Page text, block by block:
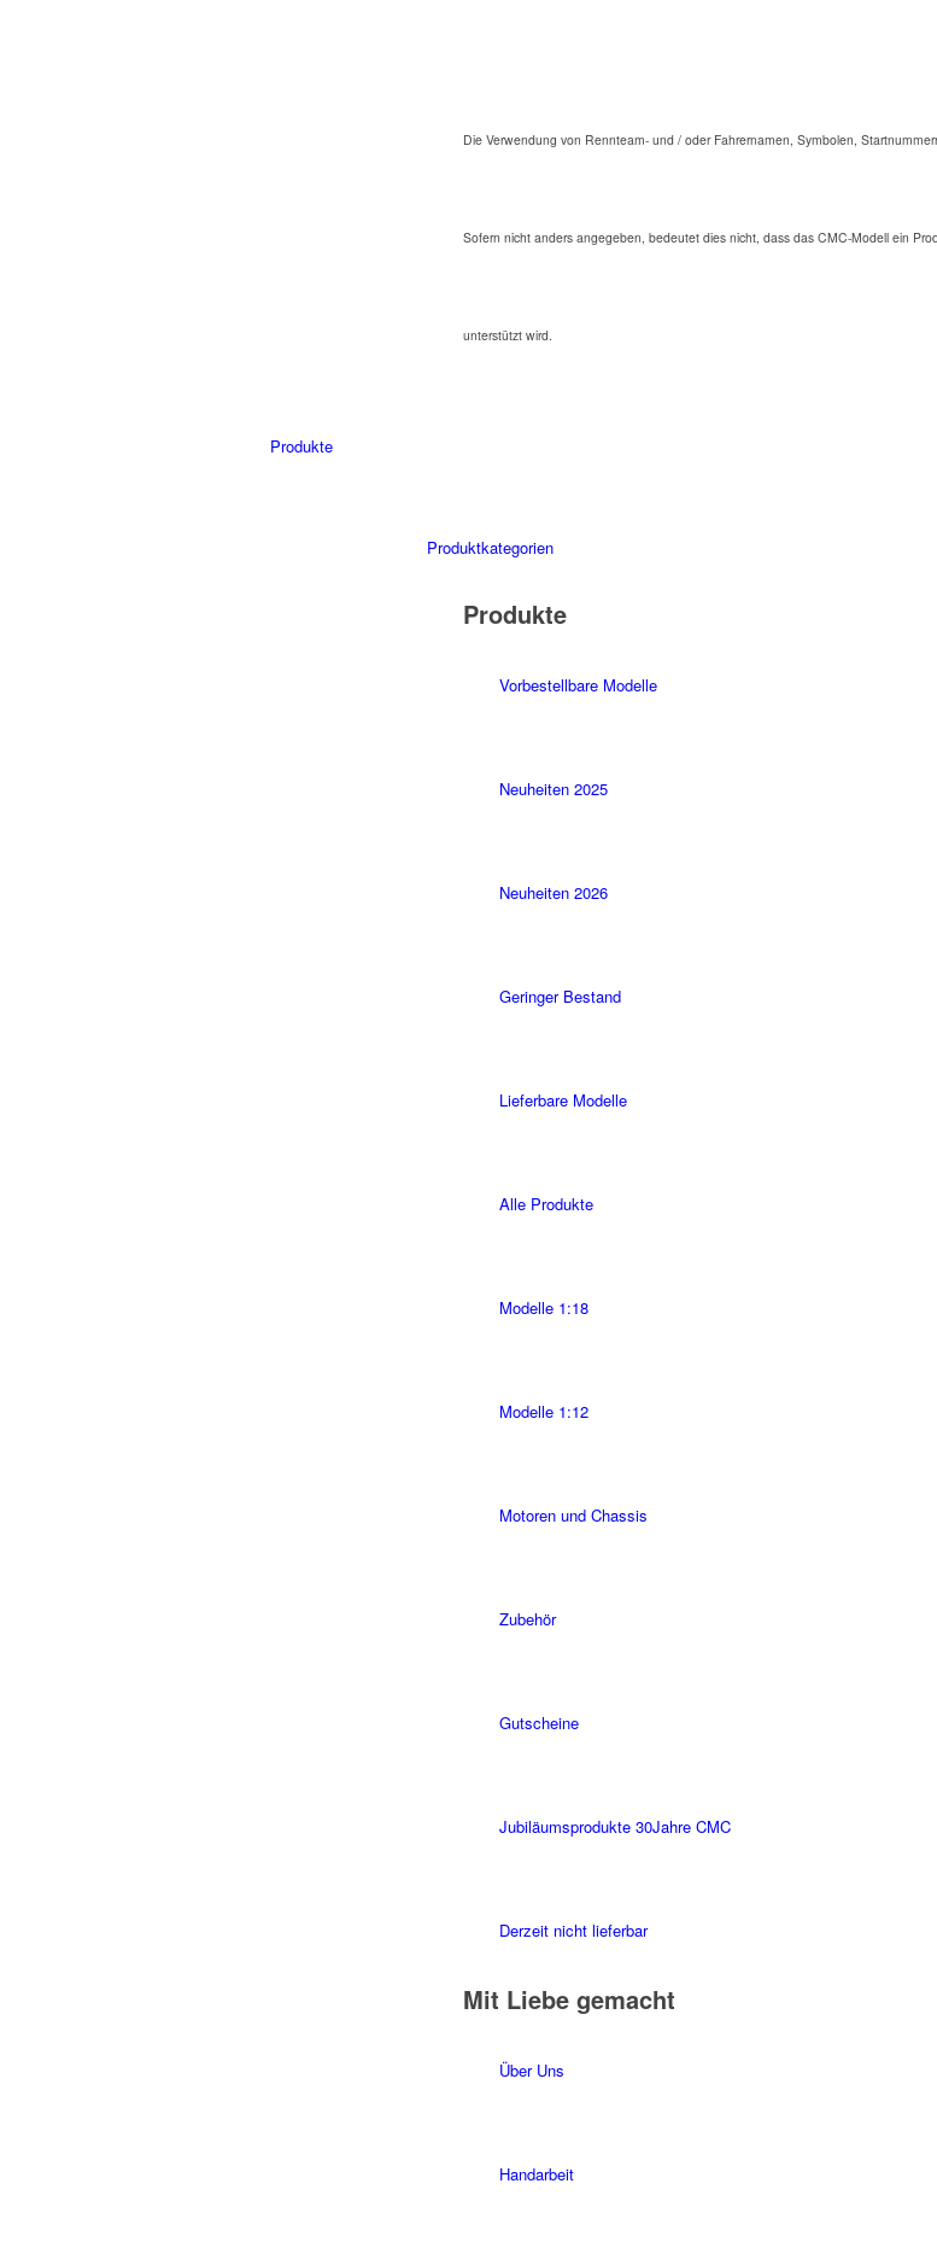
Die Verwendung von Rennteam- und / oder Fahrernamen, Symbolen,
Sofern nicht anders angegeben, bedeutet dies nicht, dass das CMC-Modell ein
unterstützt wird.
Produkte
Produktkategorien
Produkte
Vorbestellbare Modelle
Neuheiten 2025
Neuheiten 2026
Geringer Bestand
Lieferbare Modelle
Alle Produkte
Modelle 1:18
Modelle 1:12
Motoren und Chassis
Zubehör
Gutscheine
Jubiläumsprodukte 30Jahre CMC
Derzeit nicht lieferbar
Mit Liebe gemacht
Über Uns
Handarbeit